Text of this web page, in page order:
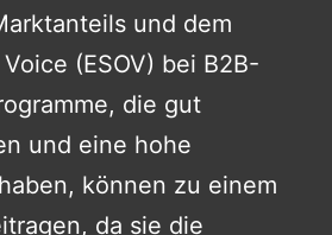
und dem
(ESOV) bei B2B-
die gut
und eine hohe
können zu einem
da sie die